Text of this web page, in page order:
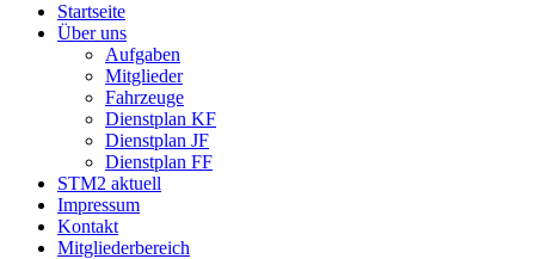
Startseite
Über uns
Aufgaben
Mitglieder
Fahrzeuge
Dienstplan KF
Dienstplan JF
Dienstplan FF
STM2 aktuell
Impressum
Kontakt
Mitgliederbereich